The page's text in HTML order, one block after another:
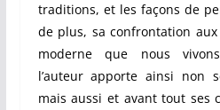
traditions, et les façons de
de plus, sa confrontation
moderne que nous
l’auteur apporte ainsi non
mais aussi et avant tout ses